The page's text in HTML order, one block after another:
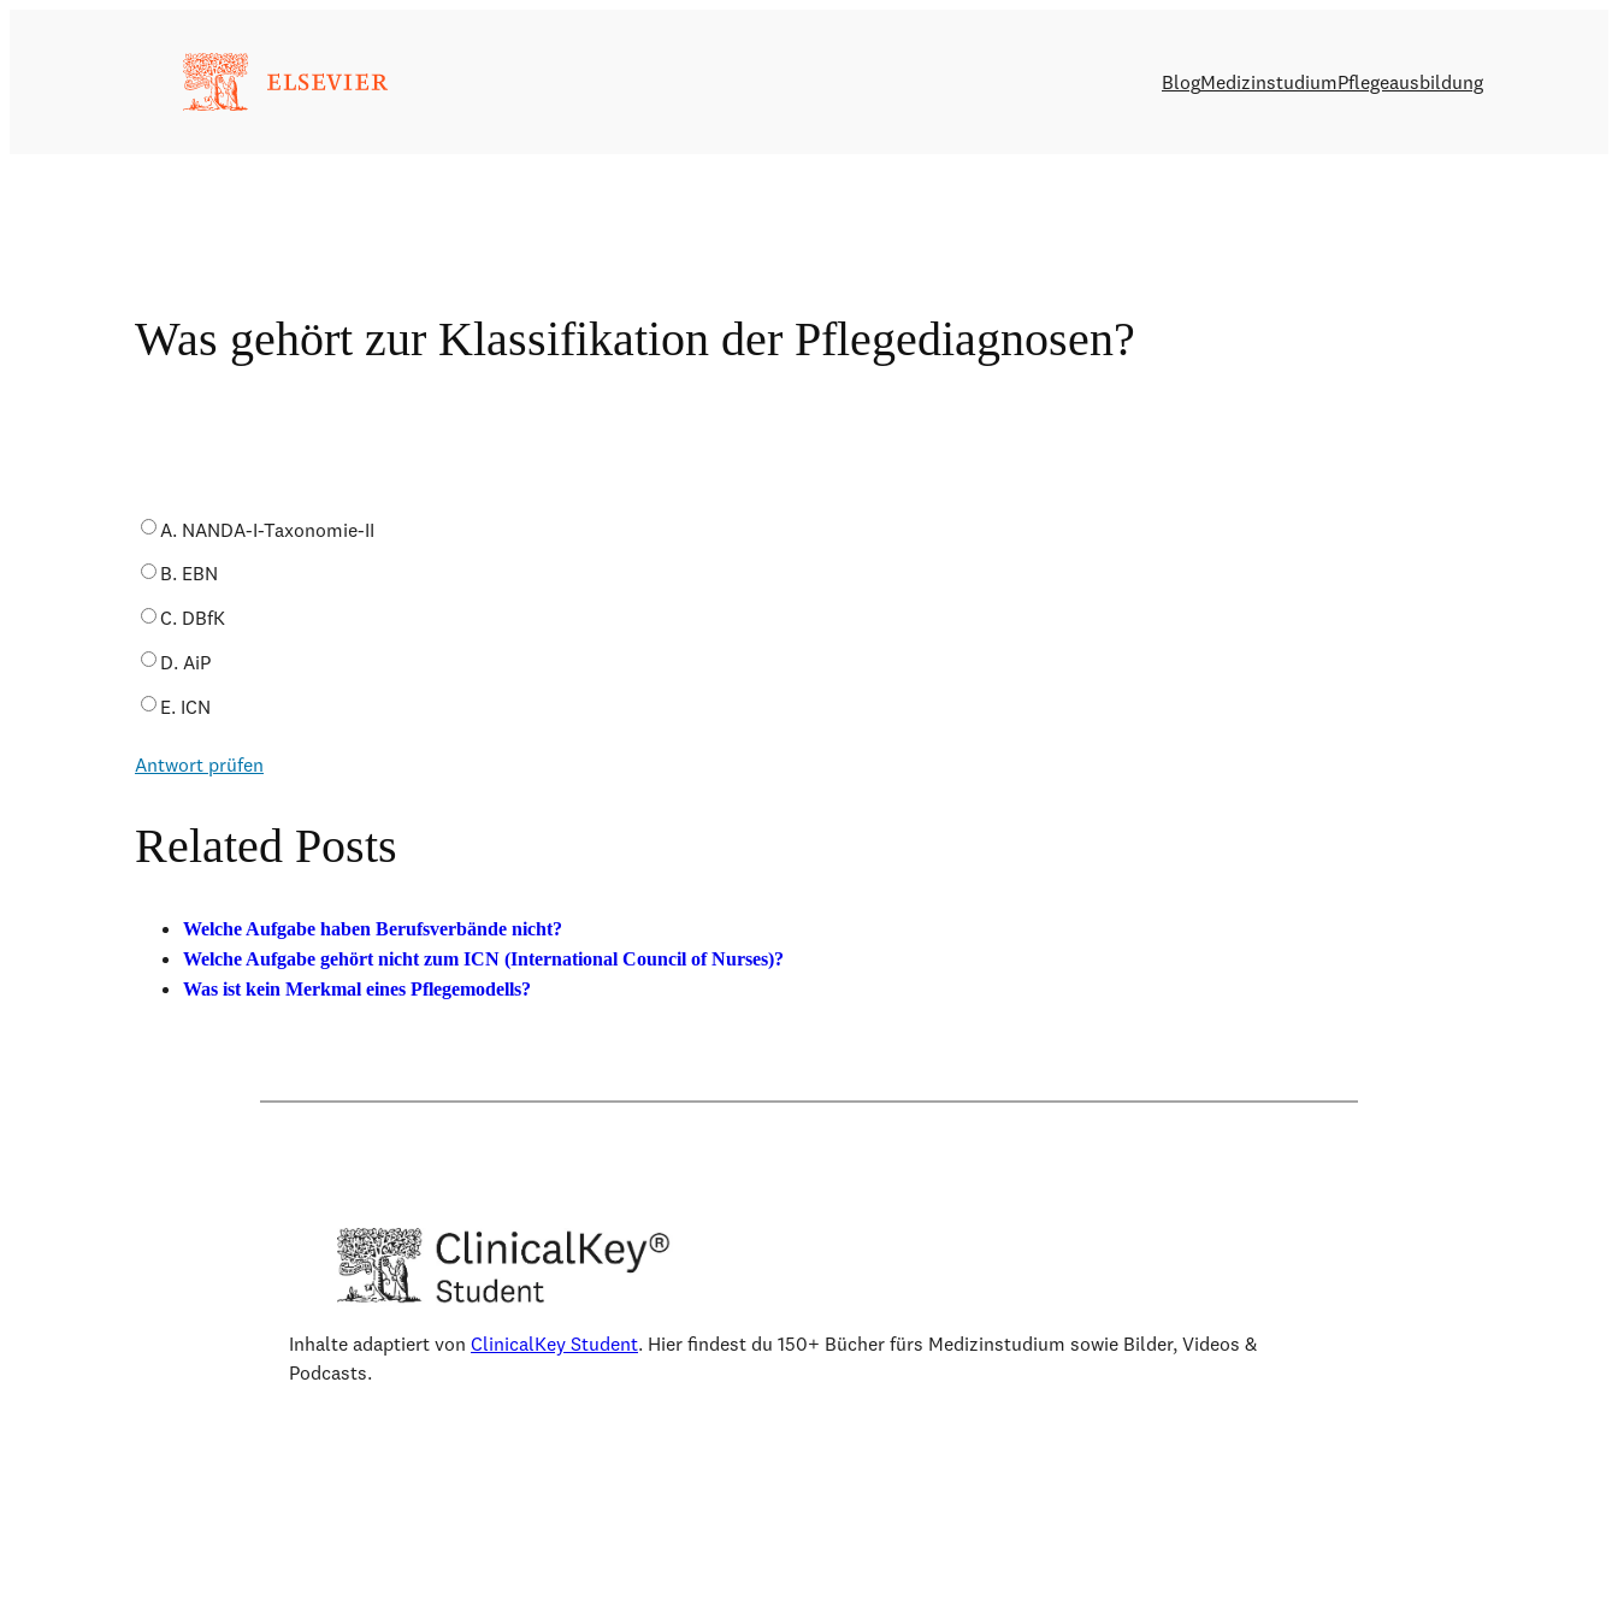
BlogMedizinstudiumPflegeausbildung
Was gehört zur Klassifikation der Pflegediagnosen?
A. NANDA-I-Taxonomie-II
B. EBN
C. DBfK
D. AiP
E. ICN
Antwort prüfen
Related Posts
Welche Aufgabe haben Berufsverbände nicht?
Welche Aufgabe gehört nicht zum ICN (International Council of Nurses)?
Was ist kein Merkmal eines Pflegemodells?
Inhalte adaptiert von ClinicalKey Student. Hier findest du 150+ Bücher fürs Medizinstudium sowie Bilder, Videos &
Podcasts.